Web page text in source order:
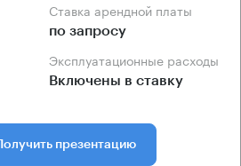
Ставка арендной платы
по запросу
Эксплуатационные расходы
Включены в ставку
Получить презентацию